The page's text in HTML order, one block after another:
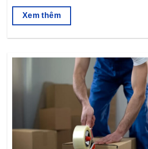
Xem thêm